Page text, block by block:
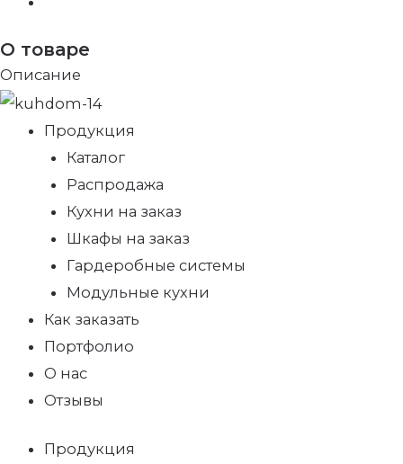
О товаре
Описание
Продукция
Каталог
Распродажа
Кухни на заказ
Шкафы на заказ
Гардеробные системы
Модульные кухни
Как заказать
Портфолио
О нас
Отзывы
Продукция